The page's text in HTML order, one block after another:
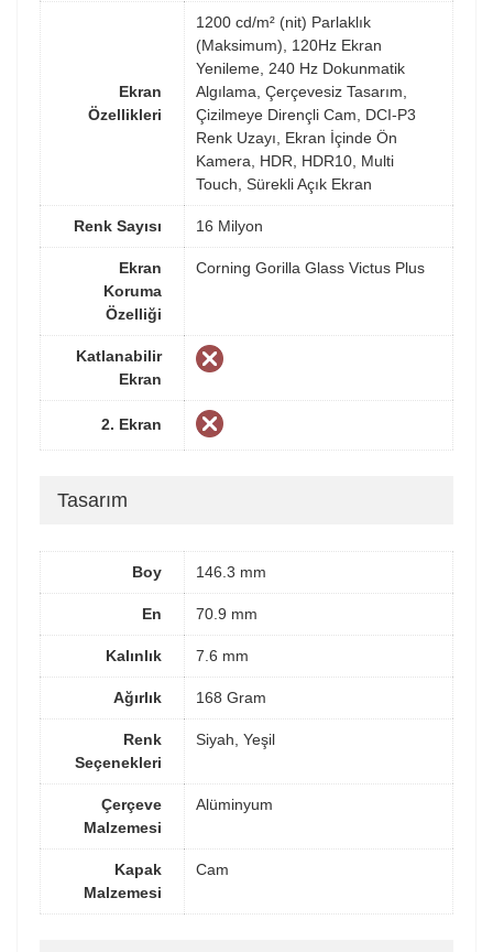
Ekran
Özellikleri
1200 cd/m² (nit) Parlaklık
(Maksimum), 120Hz Ekran
Yenileme, 240 Hz Dokunmatik
Algılama, Çerçevesiz Tasarım,
Çizilmeye Dirençli Cam, DCI-P3
Renk Uzayı, Ekran İçinde Ön
Kamera, HDR, HDR10, Multi
Touch, Sürekli Açık Ekran
Renk Sayısı 16 Milyon
Ekran
Koruma
Özelliği
Corning Gorilla Glass Victus Plus
Katlanabilir
Ekran
2. Ekran
Tasarım
Boy 146.3 mm
En 70.9 mm
Kalınlık 7.6 mm
Ağırlık 168 Gram
Renk
Seçenekleri
Siyah, Yeşil
Çerçeve
Malzemesi
Alüminyum
Kapak
Malzemesi
Cam